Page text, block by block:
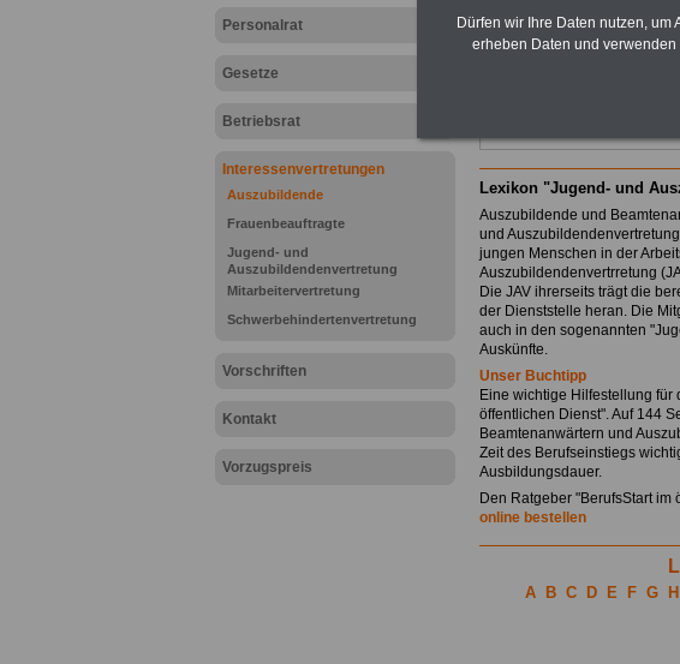
Personalrat
Gesetze
Betriebsrat
Interessenvertretungen
Auszubildende
Frauenbeauftragte
Jugend- und
Auszubildendenvertretung
Mitarbeitervertretung
Schwerbehindertenvertretung
Vorschriften
Kontakt
Vorzugspreis
Lexikon "Jugend- und
Auszubildende und
und
jungen Menschen in der
Auszubildendenvertrretung
Die JAV ihrerseits trägt die
der Dienststelle heran. Die
auch in den sogenannten
Auskünfte.
Unser Buchtipp
Eine wichtige Hilfestellung für
öffentlichen Dienst". Auf 144
Beamtenanwärtern und
Zeit des Berufseinstiegs
Ausbildungsdauer.
Den Ratgeber "BerufsStart im
online bestellen
A B C D E F G H
Dürfen wir Ihre Daten nutzen,
erheben Daten und